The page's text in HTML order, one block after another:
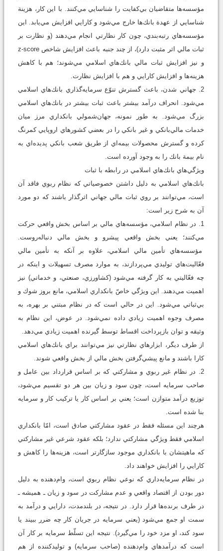
مؤسسه‌ها متقاضيان بي‌كفايت را شناسايي مي‌كنند. با اين كار، هزينة
شناسايي از عهدة بانك‌ها خارج مي‌شود و كارايي افزايش مي‌يابد. اين
مؤسسه‌هاي رتبه‌بندي، چون كار نظارتي انجام مي‌دهند (و نظارت بر
ثبات مالي اثر مثبت دارد)، از چند جنبه باعث افزايش شاخص z-score
و نيز افزايش ثبات مالي بانك‌هاي اسلامي مي‌شوند؛ هم با كاهش
هزينه‌ها و افزايش كارايي و هم با افزايش نظارت.
2. جهاني شدن، باعث گسترش تنوّع سرمايه‌گذاري بانك‌هاي اسلامي
مي‌شود. انحراف درآمد بيشتر باعث ثبات بيشتر در بانك‌هاي اسلامي
بزرگ مي‌شود. به طور نمونه، جهان‌شمولي بانكداري مرز ميان
خدمات مالي‌بانكي و غير بانكي را در بعضي كشورهاي اروپايي كمرنگ
كرده و گسترش محصولات بيمه‌اي از طريق شعب بانكي پديده‌اي به
نام بيمة بانك را به وجود آورده است.
ويژگي‌هاي بانك‌‌هاي اسلامي در رابطه با ثبات
بانك‌هاي اسلامي به دليل داشتن خصوصياتي كه نظام ربوي فاقد آن
است، مي‌توانند بر روي ثبات مالي جهاني اثرگذار باشند كه دو مورد
آن به شرح زير است:
1. در نظام اسلامي، مؤسسه‌هاي مالي بر اساس بخش واقعي حركت
مي‌كنند؛ يعني بخش واقعي پيشرو و بخش مالي دنباله‌روست.
مؤسسه‌هاي تأمين مالي اسلامي، علاوه بر آنكه به تأمين مالي
فعّاليت‌هاي توليدي مي‌پردازند، به موارد مصرف تسهيلات و اينكه در
چه فعّاليتي به كار گرفته مي‌شود (كشاورزي، صنعتي، و خدماتي) نيز
اهميت مي‌دهند. اين ويژگي‌ خاصّ بانكداري اسلامي، مانع بروز شوك و
بي‌ثباتي مي‌شود. اين در حالي است كه در نظام مبتني بر بهره، به
مصرف وجوه اهميت زيادي داده نمي‌شود. در عوض، اين نظام به
وثيقه و توان بازپرداخت اقساط توسط گيرنده اهميت زيادي مي‌دهد.
از طرف ديگر، ابزارهاي نظارتي نيز مي‌توانند براي بانك‌هاي اسلامي
كارا باشند و مانع پيشي‌گرفتن بخش مالي از بخش واقعي شوند.
2. در نظام غير ربوي و مشاركتي كه بر اساس قرارداد بين عامل و
صاحب سرمايه است، چون سود و زيان بين هر دو تقسيم مي‌شود،
توزيع درآمد متوازن است؛ يعني بر اساس كار يا تركيب كار و سرمايه
بنا شده است.
هرچند اين مسئله فقط در عقود مشاركتي صادق است، امّا بانكداري
اسلامي فقط ويژگي مشاركتي ندارد؛ بلكه عقود شرعي غير مشاركتي
كه ماهيتشان با بانكداري موجود سازگارتر است، هزينه‌ها را كاهش و
كارايي را افزايش خواهند داد.
در نظام سرمايه‌داري كه نوعي نظام ربوي است، وام‌دهنده به دليل
دور بودن از اقتصاد واقعي و عدم مشاركت در سود و زيان ـ هميشه ـ
در طرف برنده‌ها قرار دارد. در نتيجه، در بلندمدت، دارايي و درآمد به
سمت او جمع مي‌شود (يعني سرمايه در جريان كار چه ضرر ببيند يا
سود كند، او مزد خود را مي‌گيرد). نتيجه اين تسلّط سرمايه بر كار آن
است كه درآمدهاي وام‌دهنده (صاحب سرمايه) و توليدكننده از هم